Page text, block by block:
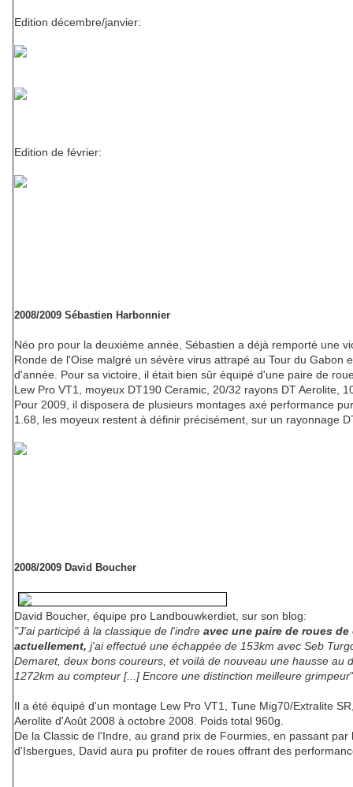
Edition décembre/janvier:
Edition de février:
2008/2009 Sébastien Harbonnier
Néo pro pour la deuxième année, Sébastien a déjà remporté une
Ronde de l'Oise malgré un sévère virus attrapé au Tour du Gabon
d'année. Pour sa victoire, il était bien sûr équipé d'une paire de
Lew Pro VT1, moyeux DT190 Ceramic, 20/32 rayons DT Aerolite,
Pour 2009, il disposera de plusieurs montages axé performance
1.68, les moyeux restent à définir précisément, sur un rayonnage
2008/2009 David Boucher
David Boucher, équipe pro Landbouwkerdiet, sur son blog:
"J'ai participé à la classique de l'indre avec une paire de roues
actuellement, j'ai effectué une échappée de 153km avec Seb
Demaret, deux bons coureurs, et voilà de nouveau une hausse au
1272km au compteur [...] Encore une distinction meilleure grimpeur"
Il a été équipé d'un montage Lew Pro VT1, Tune Mig70/Extralite
Aerolite d'Août 2008 à octobre 2008. Poids total 960g.
De la Classic de l'Indre, au grand prix de Fourmies, en passant par
d'Isbergues, David aura pu profiter de roues offrant des